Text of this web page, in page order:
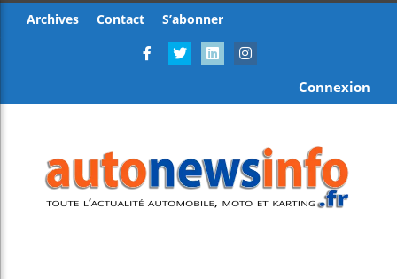
Archives Contact S’abonner
Connexion